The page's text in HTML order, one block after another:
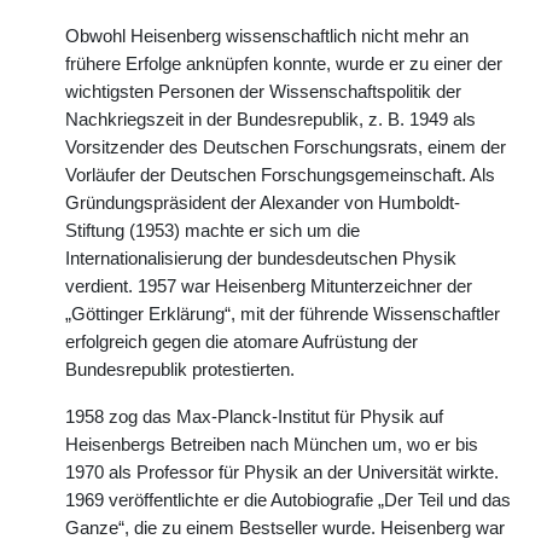
Obwohl Heisenberg wissenschaftlich nicht mehr an
frühere Erfolge anknüpfen konnte, wurde er zu einer der
wichtigsten Personen der Wissenschaftspolitik der
Nachkriegszeit in der Bundesrepublik, z. B. 1949 als
Vorsitzender des Deutschen Forschungsrats, einem der
Vorläufer der Deutschen Forschungsgemeinschaft. Als
Gründungspräsident der Alexander von Humboldt-
Stiftung (1953) machte er sich um die
Internationalisierung der bundesdeutschen Physik
verdient. 1957 war Heisenberg Mitunterzeichner der
„Göttinger Erklärung“, mit der führende Wissenschaftler
erfolgreich gegen die atomare Aufrüstung der
Bundesrepublik protestierten.
1958 zog das Max-Planck-Institut für Physik auf
Heisenbergs Betreiben nach München um, wo er bis
1970 als Professor für Physik an der Universität wirkte.
1969 veröffentlichte er die Autobiografie „Der Teil und das
Ganze“, die zu einem Bestseller wurde. Heisenberg war